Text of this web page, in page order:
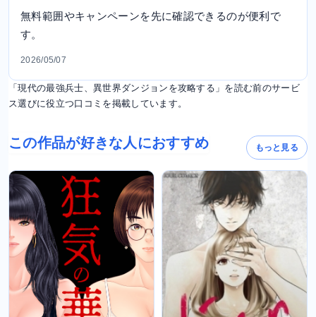
無料範囲やキャンペーンを先に確認できるのが便利で
す。
2026/05/07
「現代の最強兵士、異世界ダンジョンを攻略する」を読む前のサービ
ス選びに役立つ口コミを掲載しています。
この作品が好きな人におすすめ もっと見る